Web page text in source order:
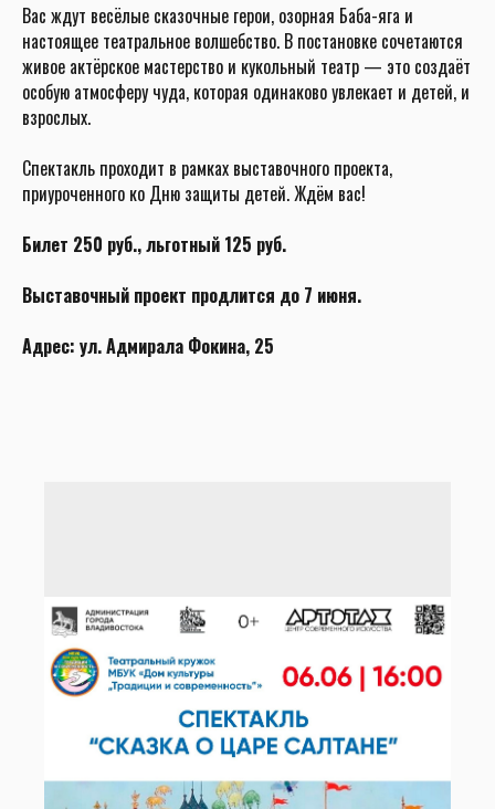
Вас ждут весёлые сказочные герои, озорная Баба-яга и
настоящее театральное волшебство. В постановке сочетаются
живое актёрское мастерство и кукольный театр — это создаёт
особую атмосферу чуда, которая одинаково увлекает и детей, и
взрослых.
Спектакль проходит в рамках выставочного проекта,
приуроченного ко Дню защиты детей. Ждём вас!
Билет 250 руб., льготный 125 руб.
Выставочный проект продлится до 7 июня.
Адрес: ул. Адмирала Фокина, 25